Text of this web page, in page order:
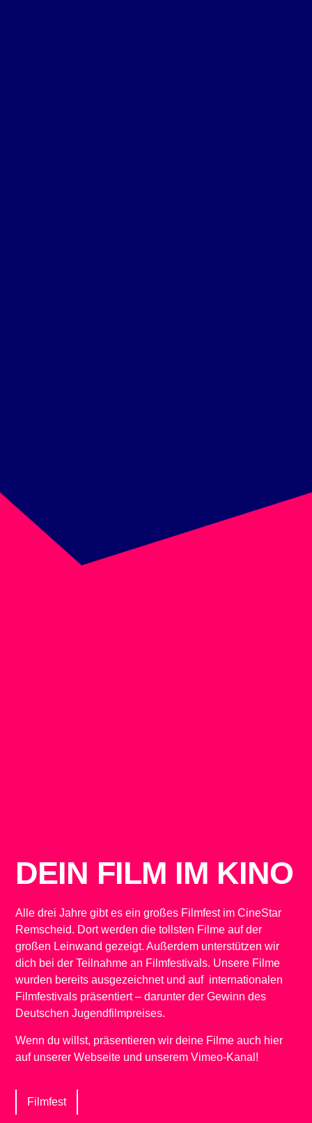
DEIN FILM IM KINO
Alle drei Jahre gibt es ein großes Filmfest im CineStar
Remscheid. Dort werden die tollsten Filme auf der
großen Leinwand gezeigt. Außerdem unterstützen wir
dich bei der Teilnahme an Filmfestivals. Unsere Filme
wurden bereits ausgezeichnet und auf internationalen
Filmfestivals präsentiert – darunter der Gewinn des
Deutschen Jugendfilmpreises.
Wenn du willst, präsentieren wir deine Filme auch hier
auf unserer Webseite und unserem Vimeo-Kanal!
Filmfest